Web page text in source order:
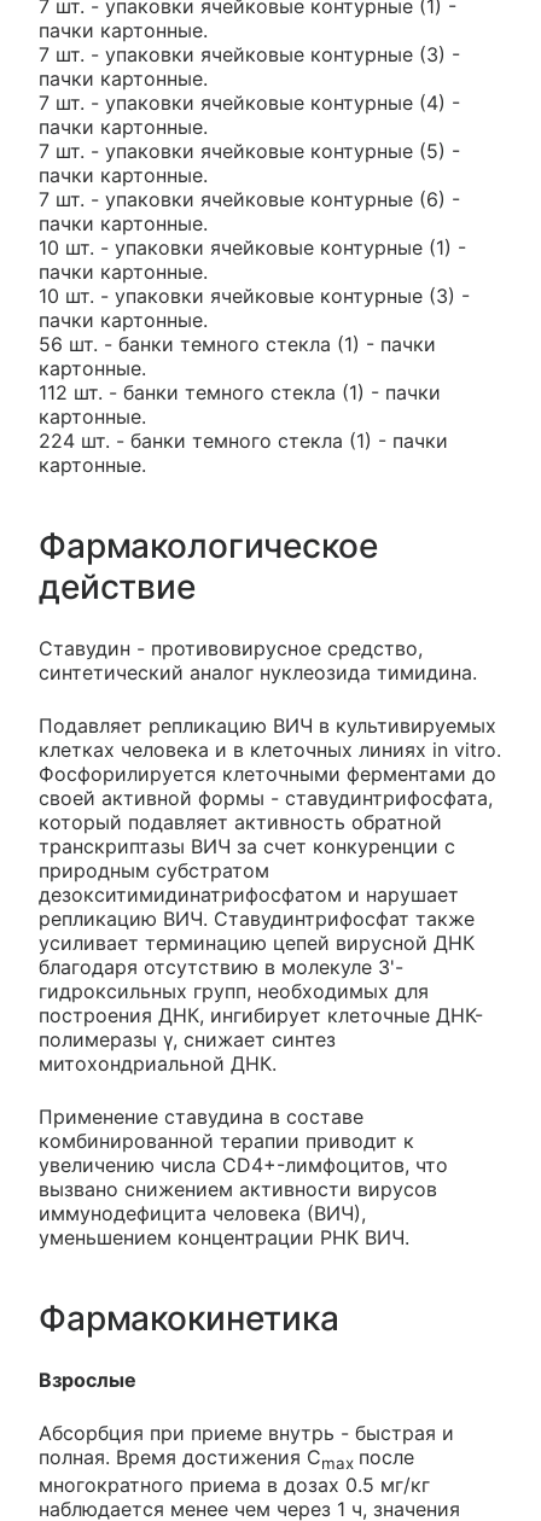
7 шт. - упаковки ячейковые контурные (1) -
пачки картонные.
7 шт. - упаковки ячейковые контурные (3) -
пачки картонные.
7 шт. - упаковки ячейковые контурные (4) -
пачки картонные.
7 шт. - упаковки ячейковые контурные (5) -
пачки картонные.
7 шт. - упаковки ячейковые контурные (6) -
пачки картонные.
10 шт. - упаковки ячейковые контурные (1) -
пачки картонные.
10 шт. - упаковки ячейковые контурные (3) -
пачки картонные.
56 шт. - банки темного стекла (1) - пачки
картонные.
112 шт. - банки темного стекла (1) - пачки
картонные.
224 шт. - банки темного стекла (1) - пачки
картонные.
Фармакологическое
действие
Ставудин - противовирусное средство,
синтетический аналог нуклеозида тимидина.
Подавляет репликацию ВИЧ в культивируемых
клетках человека и в клеточных линиях in vitro.
Фосфорилируется клеточными ферментами до
своей активной формы - ставудинтрифосфата,
который подавляет активность обратной
транскриптазы ВИЧ за счет конкуренции с
природным субстратом
дезокситимидинатрифосфатом и нарушает
репликацию ВИЧ. Ставудинтрифосфат также
усиливает терминацию цепей вирусной ДНК
благодаря отсутствию в молекуле 3'-
гидроксильных групп, необходимых для
построения ДНК, ингибирует клеточные ДНК-
полимеразы γ, снижает синтез
митохондриальной ДНК.
Применение ставудина в составе
комбинированной терапии приводит к
увеличению числа CD4+-лимфоцитов, что
вызвано снижением активности вирусов
иммунодефицита человека (ВИЧ),
уменьшением концентрации РНК ВИЧ.
Фармакокинетика
Взрослые
Абсорбция при приеме внутрь - быстрая и
полная. Время достижения Cmax после
многократного приема в дозах 0.5 мг/кг
наблюдается менее чем через 1 ч, значения